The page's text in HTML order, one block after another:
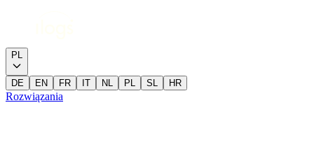
PL
DE EN FR IT NL PL SL HR
Rozwiązania